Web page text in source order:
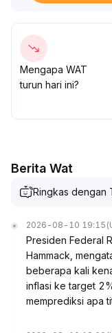
Preferensi risiko
mendasar
Secara strategi,
perdagangan
likuiditas,
dikontrol pada
Mengapa WAT
turun hari ini?
Berita Wat
Ringkas dengan
2026-08-10 19:15
Presiden Federal
Hammack,
beberapa kali
inflasi ke target
memprediksi apa